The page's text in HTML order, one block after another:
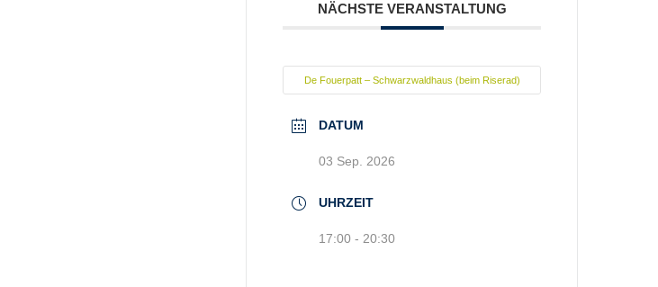
NÄCHSTE VERANSTALTUNG
De Fouerpatt – Schwarzwaldhaus (beim Riserad)
DATUM
03 Sep. 2026
UHRZEIT
17:00 - 20:30